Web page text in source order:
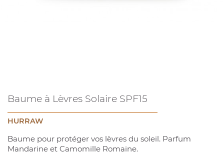
Baume à Lèvres Solaire SPF15
HURRAW
Baume pour protéger vos lèvres du soleil. Parfum
Mandarine et Camomille Romaine.